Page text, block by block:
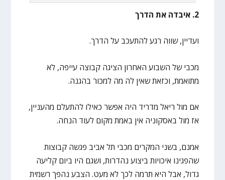
2. איבדה את הדרך
ועדיין, שווה רגע להתעכב על הדרך.
מכבי של השבוע האחרון הציגה קבוצה עייפה, לא
מתואמת, וכזאת שאין לה מה למכור בהגנה.
אם מול ריאל מדריד היה אפשר כאילו להתעלם מהעניין,
אז מול באסקוניה אין באמת מקום לעוד הנחה.
אמנם, בשני המקרים מכבי תל אביב פגשה קבוצות
שהפגינו איכויות ביצוע נהדרות, ושגם היו ביום קליעה
גדול, אבל היא תרמה לכך לא מעט. הצבע נהפך רשמית